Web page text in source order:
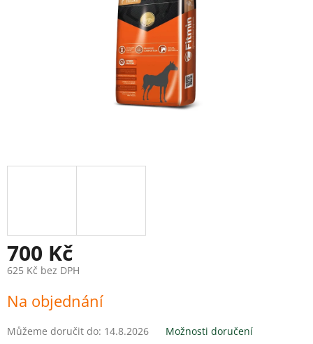
700 Kč
625 Kč bez DPH
cena:
Na objednání
Můžeme doručit do: 14.8.2026 Možnosti doručení